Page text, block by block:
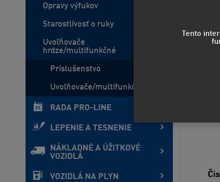
Opravy výfukov
Starostlivosť o ruky
Uvoľňovače
hrdze/multifunkčné
Príslušenstvo
Uvoľňovače/multifunkčné
RADA PRO-LINE
LEPENIE A TESNENIE
NÁKLADNÉ A ÚŽITKOVÉ
VOZIDLÁ
VOZIDLÁ NA PLYN
Tento